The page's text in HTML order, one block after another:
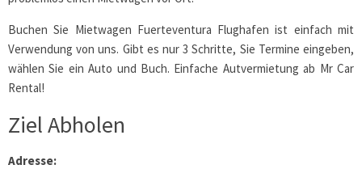
Buchen Sie Mietwagen Fuerteventura Flughafen ist einfach mit
Verwendung von uns. Gibt es nur 3 Schritte, Sie Termine eingeben,
wählen Sie ein Auto und Buch. Einfache Autvermietung ab Mr Car
Rental!
Ziel Abholen
Adresse: